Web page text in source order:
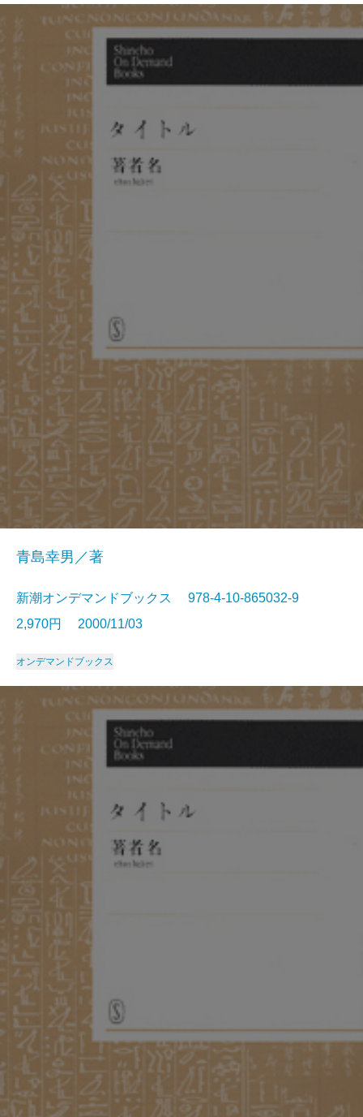
青島幸男／著
新潮オンデマンドブックス 978-4-10-865032-9
2,970円 2000/11/03
オンデマンドブックス